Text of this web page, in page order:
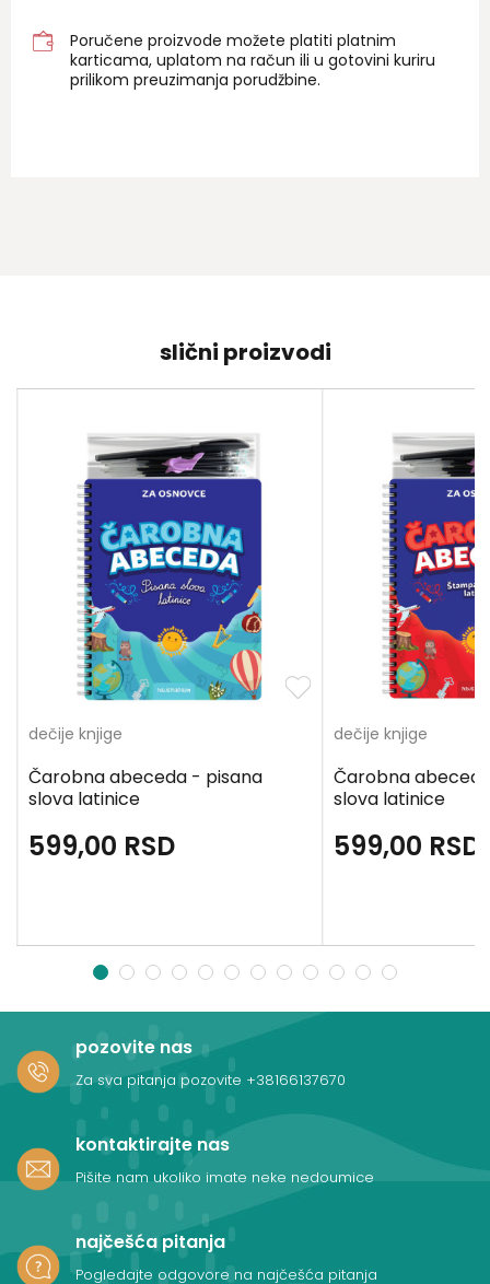
Poručene proizvode možete platiti platnim
karticama, uplatom na račun ili u gotovini kuriru
prilikom preuzimanja porudžbine.
slični proizvodi
dečije knjige
Čarobna abeceda - pisana
slova latinice
599,00 RSD
dečije knjige
Čarobna
slova latinice
599,00 RSD
1 2 3 4 5 6 7 8 9 10 11 12
pozovite nas
Za sva pitanja pozovite +38166137670
kontaktirajte nas
Pišite nam ukoliko imate neke nedoumice
najčešća pitanja
Pogledajte odgovore na najčešća pitanja